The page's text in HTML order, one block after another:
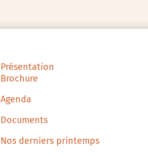
Présentation
Brochure
Agenda
Documents
Nos derniers printemps